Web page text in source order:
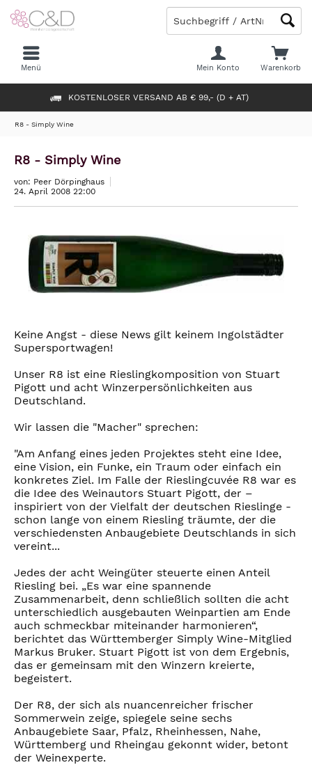
KOSTENLOSER VERSAND AB € 99,- (D + AT)
Warenkorb
Mein Konto
Menü
R8 - Simply Wine
R8 - Simply Wine
von: Peer Dörpinghaus
24. April 2008 22:00
Keine Angst - diese News gilt keinem Ingolstädter
Supersportwagen!
Unser R8 ist eine Rieslingkomposition von Stuart
Pigott und acht Winzerpersönlichkeiten aus
Deutschland.
Wir lassen die "Macher" sprechen:
"Am Anfang eines jeden Projektes steht eine Idee,
eine Vision, ein Funke, ein Traum oder einfach ein
konkretes Ziel. Im Falle der Rieslingcuvée R8 war es
die Idee des Weinautors Stuart Pigott, der –
inspiriert von der Vielfalt der deutschen Rieslinge -
schon lange von einem Riesling träumte, der die
verschiedensten Anbaugebiete Deutschlands in sich
vereint...
Jedes der acht Weingüter steuerte einen Anteil
Riesling bei. „Es war eine spannende
Zusammenarbeit, denn schließlich sollten die acht
unterschiedlich ausgebauten Weinpartien am Ende
auch schmeckbar miteinander harmonieren“,
berichtet das Württemberger Simply Wine-Mitglied
Markus Bruker. Stuart Pigott ist von dem Ergebnis,
das er gemeinsam mit den Winzern kreierte,
begeistert.
Der R8, der sich als nuancenreicher frischer
Sommerwein zeige, spiegele seine sechs
Anbaugebiete Saar, Pfalz, Rheinhessen, Nahe,
Württemberg und Rheingau gekonnt wider, betont
der Weinexperte.